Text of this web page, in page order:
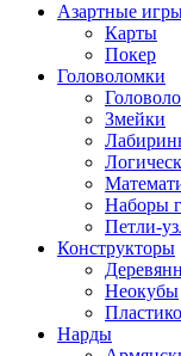
Азартные
Карты
Покер
Головоломки
Змейки
Наборы
Петли-
Конструкторы
Неокубы
Нарды